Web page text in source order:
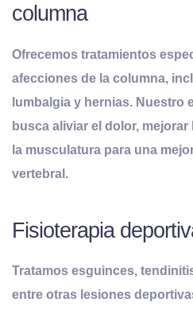
columna
Ofrecemos tratamientos
afecciones de la columna,
lumbalgia y hernias. Nuestro
busca aliviar el dolor,
la musculatura para una
vertebral.
Fisioterapia
Tratamos esguinces,
entre otras lesiones